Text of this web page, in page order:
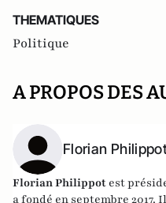
THEMATIQUES
Politique
A PROPOS DES
Florian
Florian Philippot est
a fondé en septembre